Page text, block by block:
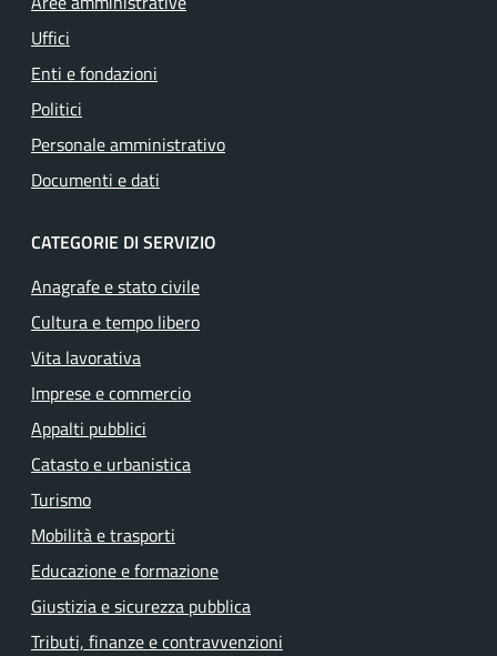
Uffici
Enti e fondazioni
Politici
Personale amministrativo
Documenti e dati
CATEGORIE DI SERVIZIO
Anagrafe e stato civile
Cultura e tempo libero
Vita lavorativa
Imprese e commercio
Appalti pubblici
Catasto e urbanistica
Turismo
Mobilità e trasporti
Educazione e formazione
Giustizia e sicurezza pubblica
Tributi, finanze e contravvenzioni